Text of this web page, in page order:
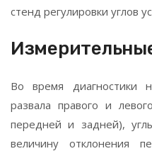
стенд регулировки углов
Во время диагностики
развала правого и
передней и задней),
величину отклонения